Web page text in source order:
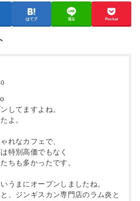
はてブ 送る Pocket
してますよね。
よ。
れなカフェで、
特別高価でもなく
ちも多かったです。
うまにオープンしましたね。
、ジンギスカン専門店のラム炎と